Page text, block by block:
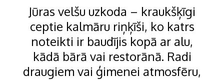
Jūras velšu uzkoda – kraukšķīgi
ceptie kalmāru riņķīši, ko katrs
noteikti ir baudījis kopā ar alu,
kādā bārā vai restorānā. Radi
draugiem vai ģimenei atmosfēru,